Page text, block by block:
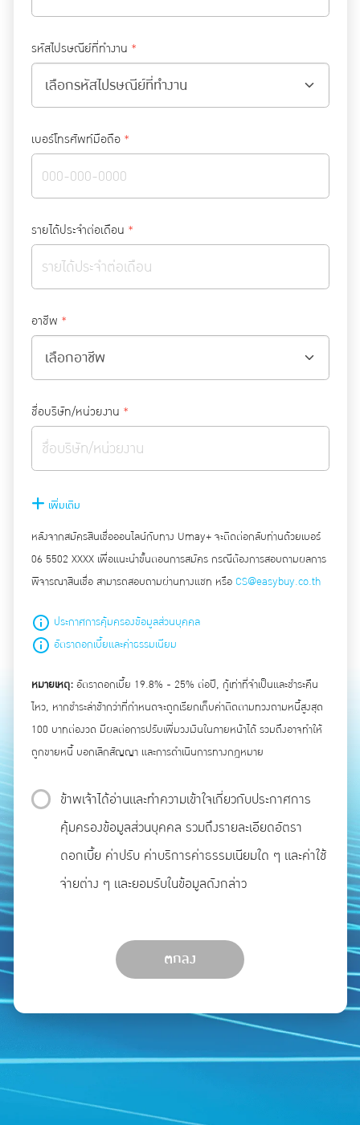
รหัสไปรษณีย์ที่ทำงาน *
เบอร์โทรศัพท์มือถือ*
รายได้ประจำต่อเดือน *
อาชีพ *
ชื่อบริษัท/หน่วยงาน *
เพิ่มเติม
หลังจากสมัครสินเชื่อออนไลน์กับทาง Umay+ จะติดต่อกลับท่านด้วยเบอร์
06 5502 XXXX เพื่อแนะนำขั้นตอนการสมัคร กรณีต้องการสอบถามผลการ
พิจารณาสินเชื่อ สามารถสอบถามผ่านทางแชท หรือCS@easybuy.co.th
ประกาศการคุ้มครองข้อมูลส่วนบุคคล
อัตราดอกเบี้ยและค่าธรรมเนียม
หมายเหตุ:อัตราดอกเบี้ย 19.8% - 25% ต่อปี, กู้เท่าที่จำเป็นและชำระคืน
ไหว, หากชำระล่าช้ากว่าที่กำหนดจะถูกเรียกเก็บค่าติดตามทวงถามหนี้สูงสุด
100 บาทต่องวด มีผลต่อการปรับเพิ่มวงเงินในภายหน้าได้ รวมถึงอาจทำให้
ถูกขายหนี้ บอกเลิกสัญญา และการดำเนินการทางกฎหมาย
ข้าพเจ้าได้อ่านและทำความเข้าใจเกี่ยวกับประกาศการ
คุ้มครองข้อมูลส่วนบุคคล รวมถึงรายละเอียดอัตรา
ดอกเบี้ย ค่าปรับ ค่าบริการค่าธรรมเนียมใด ๆ และค่าใช้
จ่ายต่าง ๆ และยอมรับในข้อมูลดังกล่าว
ตกลง